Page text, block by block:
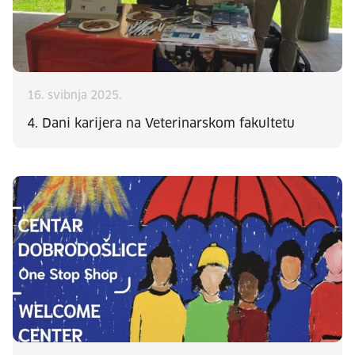
16. svibnja 2025.
4. Dani karijera na Veterinarskom fakultetu